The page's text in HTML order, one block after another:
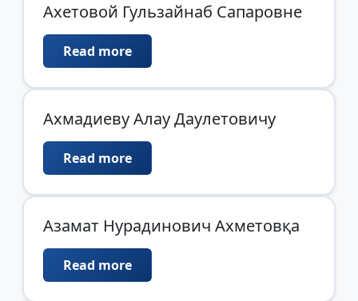
Ахетовой Гульзайнаб Сапаровне
Read more
Ахмадиеву Алау Даулетовичу
Read more
Азамат Нурадинович Ахметовқа
Read more